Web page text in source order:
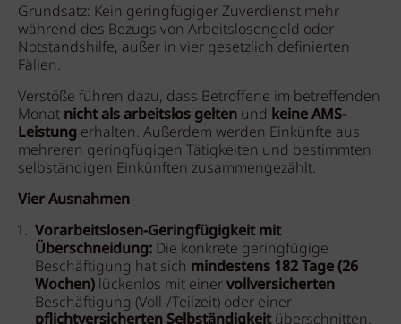
Grundsatz: Kein geringfügiger Zuverdienst mehr
während des Bezugs von Arbeitslosengeld oder
Notstandshilfe, außer in vier gesetzlich definierten
Fällen.
Verstöße führen dazu, dass Betroffene im betreffenden
Monat nicht als arbeitslos gelten und keine AMS-
Leistung erhalten. Außerdem werden Einkünfte aus
mehreren geringfügigen Tätigkeiten und bestimmten
selbständigen Einkünften zusammengezählt.
Vier Ausnahmen
Vorarbeitslosen-Geringfügigkeit mit
Überschneidung: Die konkrete geringfügige
Beschäftigung hat sich mindestens 182 Tage (26
Wochen) lückenlos mit einervollversicherten
Beschäftigung (Voll-/Teilzeit) oder einer